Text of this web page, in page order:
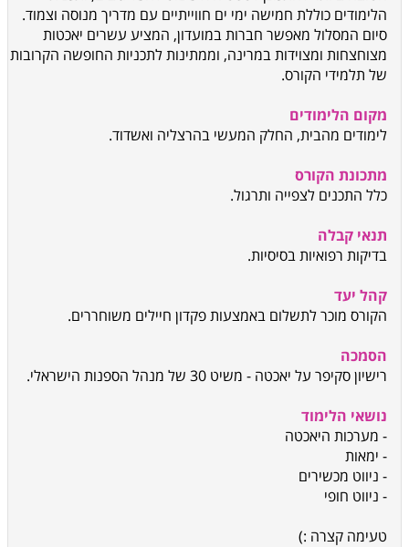
הלימודים כוללת חמישה ימי ים חווייתיים עם מדריך מנוסה וצמוד.
סיום המסלול מאפשר חברות במועדון, המציע עשרים יאכטות
מצוחצחות ומצוידות במרינה, וממתינות לתכניות החופשה הקרובות
של תלמידי הקורס.
מקום הלימודים
לימודים מהבית, החלק המעשי בהרצליה ואשדוד.
מתכונת הקורס
כלל התכנים לצפייה ותרגול.
תנאי קבלה
בדיקות רפואיות בסיסיות.
קהל יעד
הקורס מוכר לתשלום באמצעות פקדון חיילים משוחררים.
הסמכה
רישיון סקיפר על יאכטה - משיט 30 של מנהל הספנות הישראלי.
נושאי הלימוד
- מערכות היאכטה
- ימאות
- ניווט מכשירים
- ניווט חופי
טעימה קצרה :)